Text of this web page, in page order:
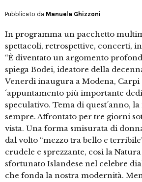
Pubblicato da Manuela Ghizzoni
In programma un pacchetto
spettacoli, retrospettive, concerti,
“È diventato un argomento
spiega Bodei, ideatore della
Venerdì inaugura a Modena, Carpi
´appuntamento più importante
speculativo. Tema di quest´anno,
sempre. Affrontato per tre giorni
vista. Una forma smisurata di
dal volto “mezzo tra bello e
crudele e sprezzante, così la
sfortunato Islandese nel celebre
che fonda la nostra modernità.